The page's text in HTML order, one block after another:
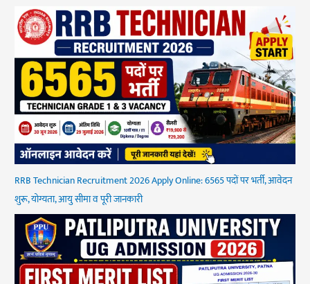
RRB Technician Recruitment 2026 Apply Online: 6565 पदों पर भर्ती, आवेदन
शुरू, योग्यता, आयु सीमा व पूरी जानकारी